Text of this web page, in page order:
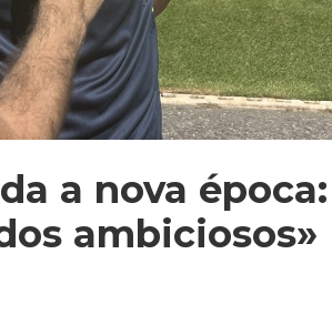
a nova época:
ambiciosos»